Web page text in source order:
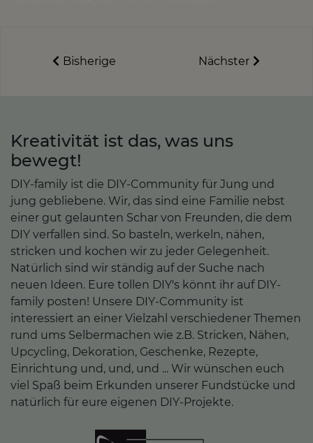
Bisherige Nächster
Kreativität ist das, was uns
bewegt!
DIY-family ist die DIY-Community für Jung und
jung gebliebene. Wir, das sind eine Familie nebst
einer gut gelaunten Schar von Freunden, die dem
DIY verfallen sind. So basteln, werkeln, nähen,
stricken und kochen wir zu jeder Gelegenheit.
Natürlich sind wir ständig auf der Suche nach
neuen Ideen. Eure tollen DIY's könnt ihr auf DIY-
family posten! Unsere DIY-Community ist
interessiert an einer Vielzahl verschiedener Themen
rund ums Selbermachen wie z.B. Stricken, Nähen,
Upcycling, Dekoration, Geschenke, Rezepte,
Einrichtung und, und, und ... Wir wünschen euch
viel Spaß beim Erkunden unserer Fundstücke und
natürlich für eure eigenen DIY-Projekte.